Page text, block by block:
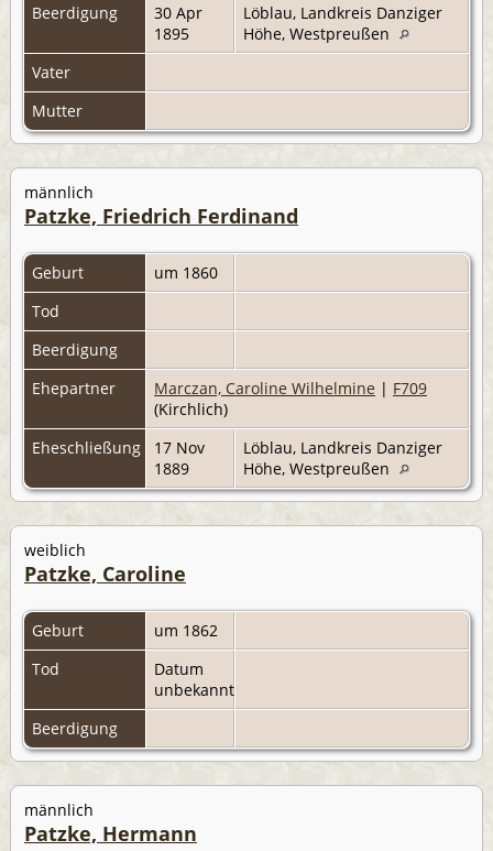
Beerdigung
30 Apr
1895
Löblau, Landkreis Danziger
Höhe, Westpreußen
Vater
Mutter
männlich
Patzke, Friedrich Ferdinand
Geburt
um 1860
Tod
Beerdigung
Ehepartner
Marczan, Caroline Wilhelmine | F709
(Kirchlich)
Eheschließung
17 Nov
1889
Löblau, Landkreis Danziger
Höhe, Westpreußen
weiblich
Patzke, Caroline
Geburt
um 1862
Tod
Datum
unbekannt
Beerdigung
männlich
Patzke, Hermann